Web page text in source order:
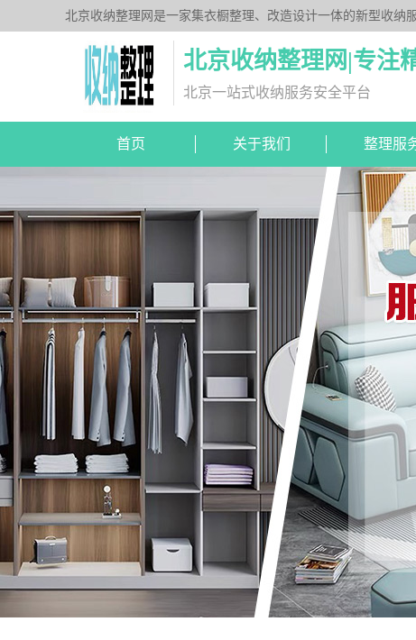
北京收纳整理网是一家集衣橱整理、改造设计一体的新型收纳
北京收纳整理网|专注
北京一站式收纳服务安全平台
首页 关于我们 整理服